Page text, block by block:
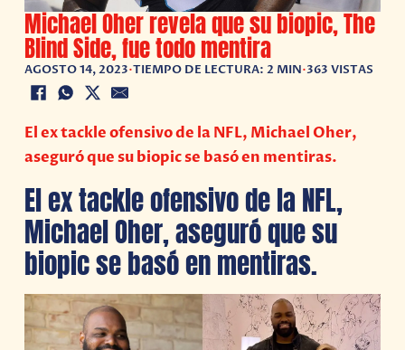
Michael Oher revela que su biopic, The
Blind Side, fue todo mentira
AGOSTO 14, 2023•TIEMPO DE LECTURA: 2 MIN•363 VISTAS
El ex tackle ofensivo de la NFL, Michael Oher,
aseguró que su biopic se basó en mentiras.
El ex tackle ofensivo de la NFL,
Michael Oher, aseguró que su
biopic se basó en mentiras.